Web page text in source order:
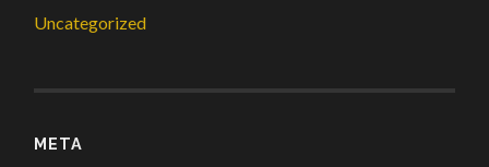
Uncategorized
META